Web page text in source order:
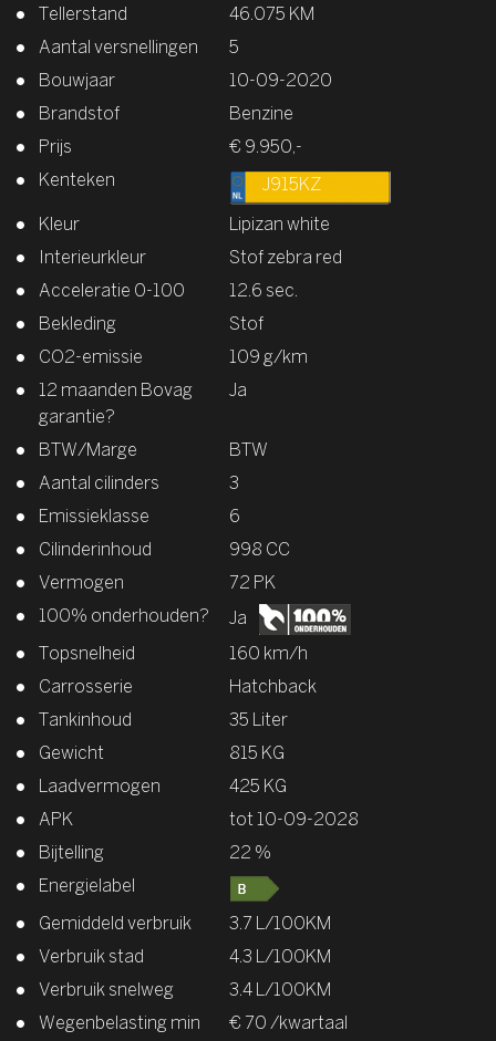
Tellerstand
46.075 KM
Aantal versnellingen
5
Bouwjaar
10-09-2020
Brandstof
Benzine
Prijs
€ 9.950,-
Kenteken
J915KZ
Kleur
Lipizan white
Interieurkleur
Stof zebra red
Acceleratie 0-100
12.6 sec.
Bekleding
Stof
CO2-emissie
109 g/km
12 maanden Bovag
garantie?
Ja
BTW/Marge
BTW
Aantal cilinders
3
Emissieklasse
6
Cilinderinhoud
998 CC
Vermogen
72 PK
100% onderhouden?
Ja
Topsnelheid
160 km/h
Carrosserie
Hatchback
Tankinhoud
35 Liter
Gewicht
815 KG
Laadvermogen
425 KG
APK
tot 10-09-2028
Bijtelling
22 %
Energielabel
Gemiddeld verbruik
3.7 L/100KM
Verbruik stad
4.3 L/100KM
Verbruik snelweg
3.4 L/100KM
Wegenbelasting min
€ 70 /kwartaal